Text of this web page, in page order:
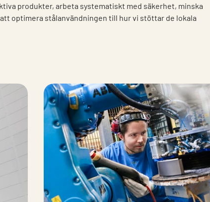
produkter, arbeta systematiskt med säkerhet, minska
optimera stålanvändningen till hur vi stöttar de lokala